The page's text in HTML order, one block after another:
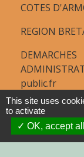
COTES
REGION
DEMARCHES
public.fr
This site uses
to activate
OK, accept all